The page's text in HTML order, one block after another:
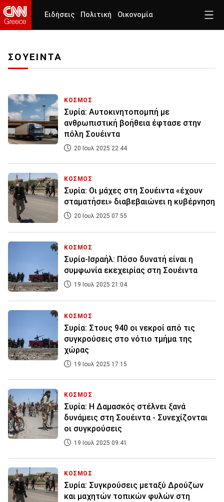
Ειδήσεις Πολιτική Οικονομία
ΣΟΥΕΙΝΤΑ
ΚΟΣΜΟΣ
Συρία: Αυτοκινητοπομπή με
ανθρωπιστική βοήθεια έφτασε στην
πόλη Σουέιντα
20 Ιουλ 2025 22:44
ΚΟΣΜΟΣ
Συρία: Οι μάχες στη Σουέιντα «έχουν
σταματήσει» διαβεβαιώνει η κυβέρνηση
20 Ιουλ 2025 07:55
ΚΟΣΜΟΣ
Συρία-Iσραήλ: Πόσο δυνατή είναι η
συμφωνία εκεχειρίας στη Σουέιντα
19 Ιουλ 2025 21:04
ΚΟΣΜΟΣ
Συρία: Στους 940 οι νεκροί από τις
συγκρούσεις στο νότιο τμήμα της
χώρας
19 Ιουλ 2025 17:15
ΚΟΣΜΟΣ
Συρία: Η Δαμασκός στέλνει ξανά
δυνάμεις στη Σουέιντα - Συνεχίζονται
οι συγκρούσεις
19 Ιουλ 2025 09:41
ΚΟΣΜΟΣ
Συρία: Συγκρούσεις μεταξύ Δρούζων
και μαχητών τοπικών φυλών στη